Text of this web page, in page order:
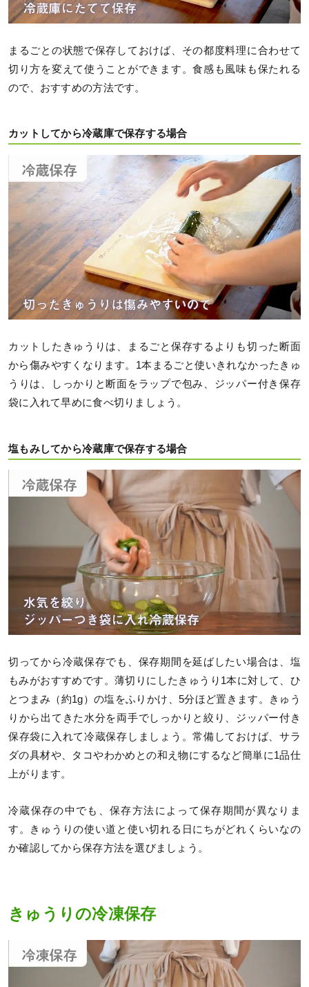
まるごとの状態で保存しておけば、その都度料理に合わせて
切り方を変えて使うことができます。食感も風味も保たれる
ので、おすすめの方法です。
カットしてから冷蔵庫で保存する場合
カットしたきゅうりは、まるごと保存するよりも切った断面
から傷みやすくなります。1本まるごと使いきれなかったきゅ
うりは、しっかりと断面をラップで包み、ジッパー付き保存
袋に入れて早めに食べ切りましょう。
塩もみしてから冷蔵庫で保存する場合
切ってから冷蔵保存でも、保存期間を延ばしたい場合は、塩
もみがおすすめです。薄切りにしたきゅうり1本に対して、ひ
とつまみ（約1g）の塩をふりかけ、5分ほど置きます。きゅう
りから出てきた水分を両手でしっかりと絞り、ジッパー付き
保存袋に入れて冷蔵保存しましょう。常備しておけば、サラ
ダの具材や、タコやわかめとの和え物にするなど簡単に1品仕
上がります。
冷蔵保存の中でも、保存方法によって保存期間が異なりま
す。きゅうりの使い道と使い切れる日にちがどれくらいなの
か確認してから保存方法を選びましょう。
きゅうりの冷凍保存